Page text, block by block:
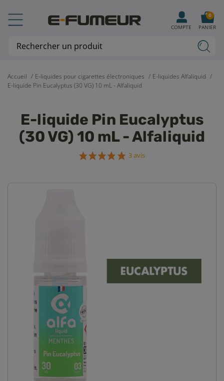
Accueil E-liquides pour cigarettes électroniques
E-liquides Alfaliquid
E-liquide Pin Eucalyptus (30 VG) 10 mL - Alfaliquid
E-liquide Pin Eucalyptus
(30 VG) 10 mL - Alfaliquid
3 avis
COMPTE PANIER
0